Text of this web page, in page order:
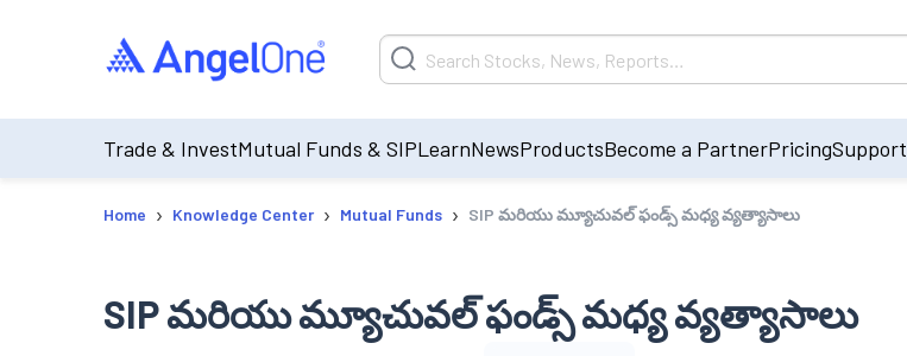
Trade & InvestMutual Funds & SIPLearnNewsProductsBecome a PartnerPricingSupport
Home › Knowledge Center › Mutual Funds › SIP మరియు మ్యూచువల్ ఫండ్స్ మధ్య వ్యత్యాసాలు
SIP మరియు మ్యూచువల్ ఫండ్స్ మధ్య వ్యత్యాసాలు